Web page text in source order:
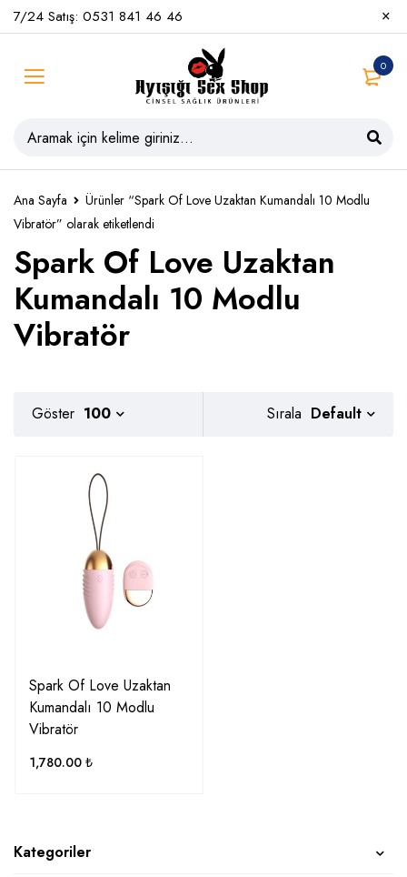
7/24 Satış: 0531 841 46 46
0
Ana Sayfa
Ürünler “Spark Of Love Uzaktan Kumandalı 10 Modlu
Vibratör” olarak etiketlendi
Spark Of Love Uzaktan
Kumandalı 10 Modlu
Vibratör
Kategoriler
Sırala Default
Göster 100
Spark Of Love Uzaktan
Kumandalı 10 Modlu
Vibratör
1,780.00 ₺